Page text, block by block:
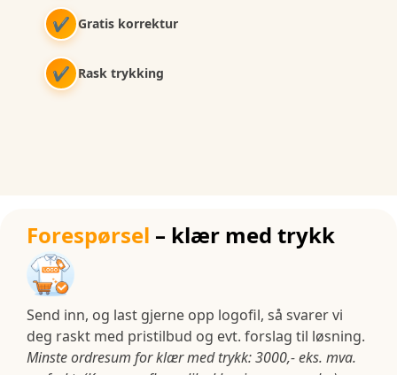
✔ Gratis korrektur
✔ Rask trykking
Forespørsel – klær med trykk
Send inn, og last gjerne opp logofil, så svarer vi
deg raskt med pristilbud og evt. forslag til løsning.
Minste ordresum for klær med trykk: 3000,- eks. mva.